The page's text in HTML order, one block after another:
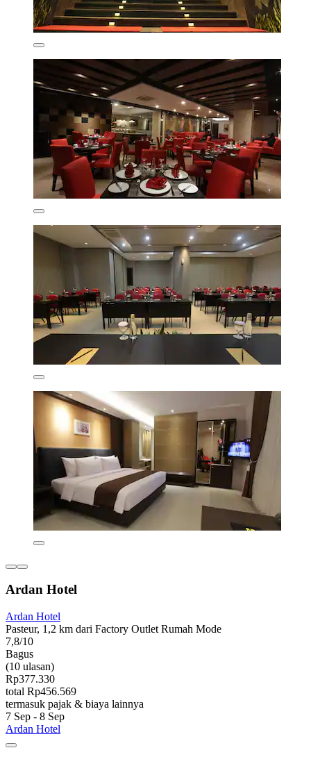
Ardan Hotel
Ardan Hotel
Pasteur, 1,2 km dari Factory Outlet Rumah Mode
7,8/10
Bagus
(10 ulasan)
Rp377.330
total Rp456.569
termasuk pajak & biaya lainnya
7 Sep - 8 Sep
Ardan Hotel